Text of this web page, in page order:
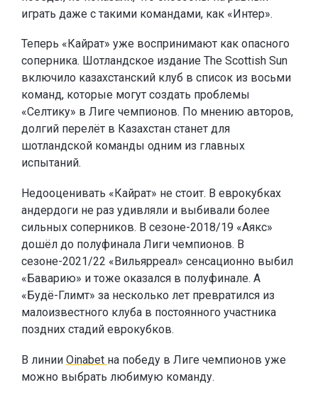
играть даже с такими командами, как «Интер».
Теперь «Кайрат» уже воспринимают как опасного
соперника. Шотландское издание The Scottish Sun
включило казахстанский клуб в список из восьми
команд, которые могут создать проблемы
«Селтику» в Лиге чемпионов. По мнению авторов,
долгий перелёт в Казахстан станет для
шотландской команды одним из главных
испытаний.
Недооценивать «Кайрат» не стоит. В еврокубках
андердоги не раз удивляли и выбивали более
сильных соперников. В сезоне-2018/19 «Аякс»
дошёл до полуфинала Лиги чемпионов. В
сезоне-2021/22 «Вильярреал» сенсационно выбил
«Баварию» и тоже оказался в полуфинале. А
«Будё-Глимт» за несколько лет превратился из
малоизвестного клуба в постоянного участника
поздних стадий еврокубков.
В линии Oinabet на победу в Лиге чемпионов уже
можно выбрать любимую команду.